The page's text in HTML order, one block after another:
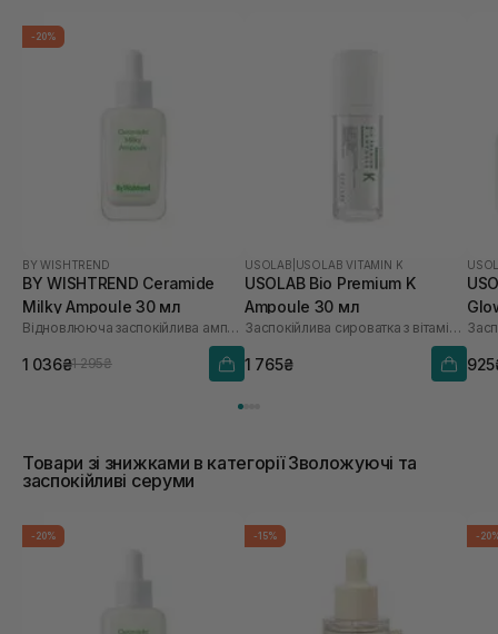
-20%
BY WISHTREND
BY WISHTREND Ceramide
Milky Ampoule 30 мл
Відновлююча заспокійлива ампула для обличчя
1 036₴1 295₴
USOLAB USOLAB VITAMIN K
USOLAB Bio Premium K
Ampoule 30 мл
Заспокійлива сироватка з вітаміном K
1 765₴
Товари зі знижками в категорії Зволожуючі та
заспокійливі серуми
-20% -15% -